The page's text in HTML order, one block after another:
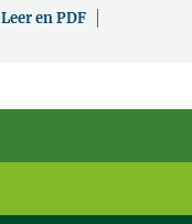
Leer en PDF